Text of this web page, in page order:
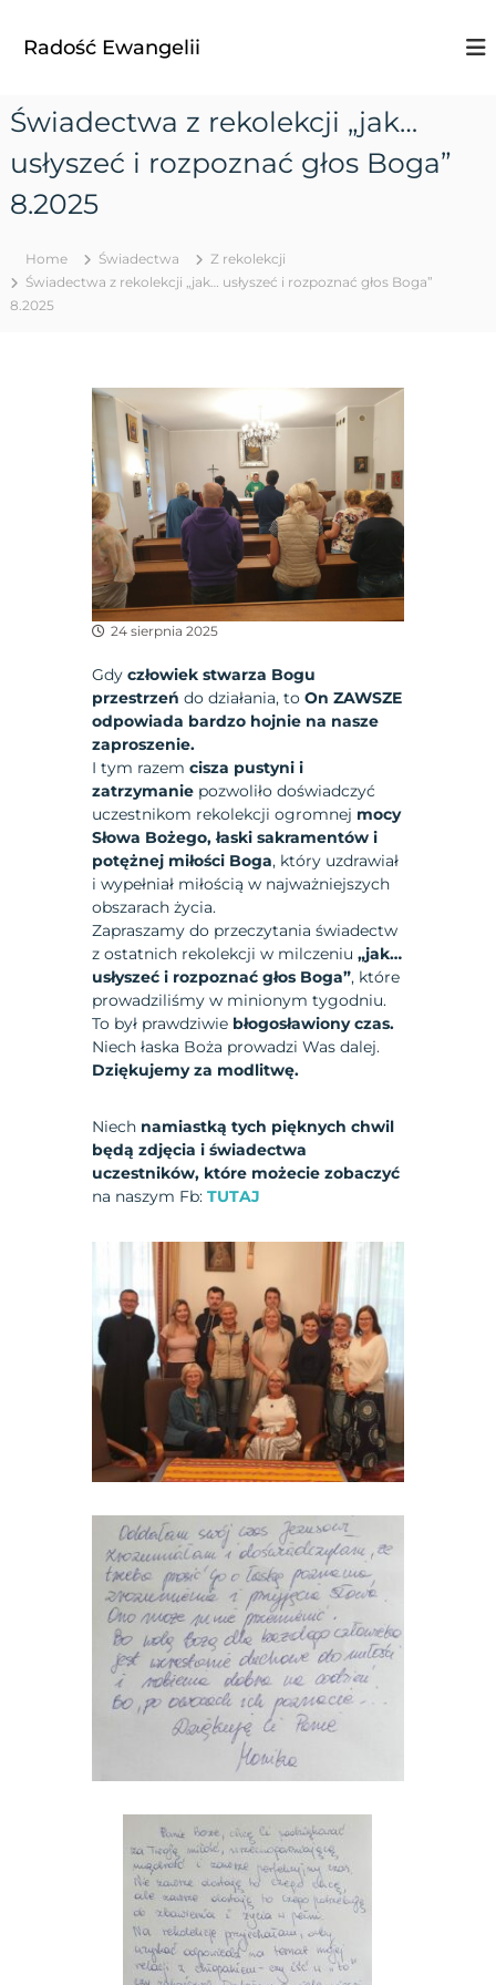
Radość Ewangelii
Świadectwa z rekolekcji „jak…
usłyszeć i rozpoznać głos Boga”
8.2025
Home Świadectwa
Z rekolekcji
Świadectwa z rekolekcji „jak… usłyszeć i rozpoznać głos Boga”
8.2025
24 sierpnia 2025
Gdyczłowiek stwarza Bogu
przestrzeń do działania, toOn ZAWSZE
odpowiada bardzo hojnie na nasze
zaproszenie.
I tym razemcisza pustyni i
zatrzymanie pozwoliło doświadczyć
uczestnikom rekolekcji ogromnej mocy
Słowa Bożego, łaski sakramentów i
potężnej miłości Boga, który uzdrawiał
i wypełniał miłością w najważniejszych
obszarach życia.
Zapraszamy do przeczytania świadectw
z ostatnich rekolekcji w milczeniu„jak…
usłyszeć i rozpoznać głos Boga”, które
prowadziliśmy w minionym tygodniu.
To był prawdziwie błogosławiony czas.
Niech łaska Boża prowadzi Was dalej.
Dziękujemy za modlitwę.
Niech namiastką tych pięknych chwil
będą zdjęcia i świadectwa
uczestników, które możecie zobaczyć
na naszym Fb:TUTAJ